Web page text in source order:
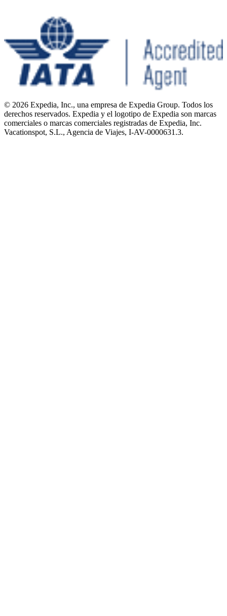
© 2026 Expedia, Inc., una empresa de Expedia Group. Todos los
derechos reservados. Expedia y el logotipo de Expedia son marcas
comerciales o marcas comerciales registradas de Expedia, Inc.
Vacationspot, S.L., Agencia de Viajes, I-AV-0000631.3.